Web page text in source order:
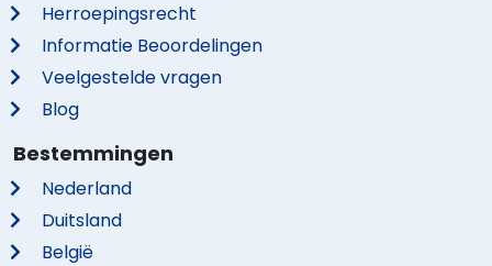
Herroepingsrecht
Informatie Beoordelingen
Veelgestelde vragen
Blog
Bestemmingen
Nederland
Duitsland
België